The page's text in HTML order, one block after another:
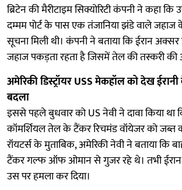
ब्रिटेन की मैरीटाइम सिक्योरिटी कंपनी ने कहा
दम्मम पोर्ट के पास एक तंजानिया झंडे वाले जहाज
सूचना मिली थी। कंपनी ने बताया कि ईरान
जहाज पकड़ता रहता है जिसमें तेल की तस्करी की
अमेरिकी डिस्ट्रॉयर USS मेकहॉल को देख
बदला
इससे पहले बुधवार को US नेवी ने दावा किया था
कॉमर्शियल तेल के टैंकर रिचमंड वॉयेजर को जब्त
रॉयटर्स के मुताबिक, अमेरिकी नेवी ने बताया कि
टैंकर गल्फ ऑफ ओमान से गुजर रहे थे। तभी
उस पर हमला कर दिया।